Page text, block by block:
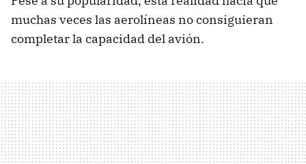
muchas veces las aerolíneas no consiguieran
completar la capacidad del avión.